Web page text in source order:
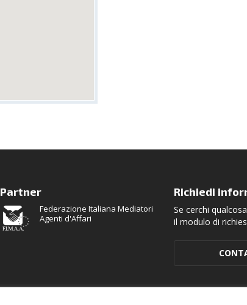
Partner
Federazione Italiana Mediatori
Agenti d'Affari
Richiedi
Se cerchi
il modulo di